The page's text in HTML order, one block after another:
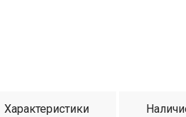
Характеристики